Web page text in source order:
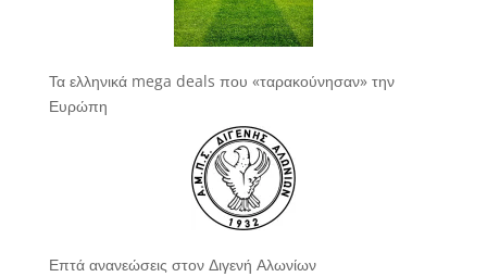
Τα ελληνικά mega deals που «ταρακούνησαν» την
Ευρώπη
Επτά ανανεώσεις στον Διγενή Αλωνίων